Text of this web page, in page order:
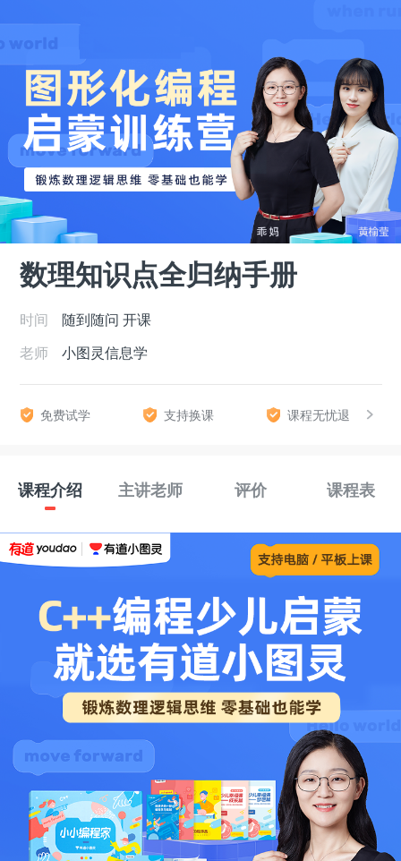
数理知识点全归纳手册
时间 随到随问 开课
老师
小图灵信息学
免费试学 支持换课 课程无忧退
课程介绍 主讲老师 评价 课程表